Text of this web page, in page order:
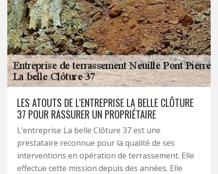
LES ATOUTS DE L’ENTREPRISE LA BELLE CLÔTURE
37 POUR RASSURER UN PROPRIÉTAIRE
L’entreprise La belle Clôture 37 est une
prestataire reconnue pour la qualité de ses
interventions en opération de terrassement. Elle
effectue cette mission depuis des années. Elle